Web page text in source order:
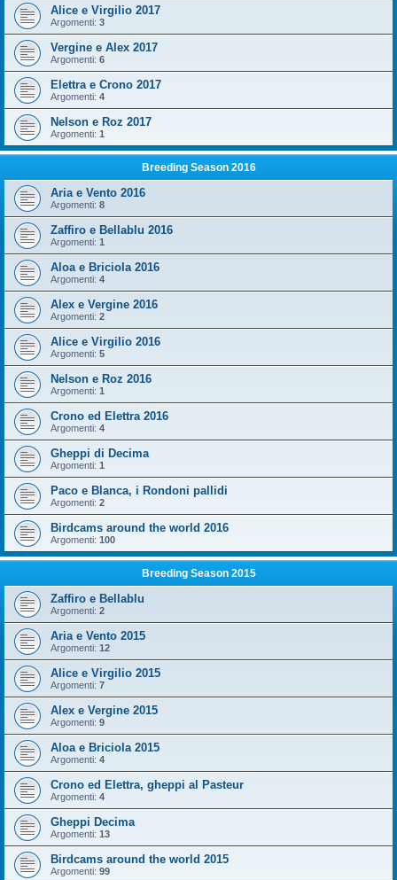
Alice e Virgilio 2017
Argomenti: 3
Vergine e Alex 2017
Argomenti: 6
Elettra e Crono 2017
Argomenti: 4
Nelson e Roz 2017
Argomenti: 1
Breeding Season 2016
Aria e Vento 2016
Argomenti: 8
Zaffiro e Bellablu 2016
Argomenti: 1
Aloa e Briciola 2016
Argomenti: 4
Alex e Vergine 2016
Argomenti: 2
Alice e Virgilio 2016
Argomenti: 5
Nelson e Roz 2016
Argomenti: 1
Crono ed Elettra 2016
Argomenti: 4
Gheppi di Decima
Argomenti: 1
Paco e Blanca, i Rondoni pallidi
Argomenti: 2
Birdcams around the world 2016
Argomenti: 100
Breeding Season 2015
Zaffiro e Bellablu
Argomenti: 2
Aria e Vento 2015
Argomenti: 12
Alice e Virgilio 2015
Argomenti: 7
Alex e Vergine 2015
Argomenti: 9
Aloa e Briciola 2015
Argomenti: 4
Crono ed Elettra, gheppi al Pasteur
Argomenti: 4
Gheppi Decima
Argomenti: 13
Birdcams around the world 2015
Argomenti: 99